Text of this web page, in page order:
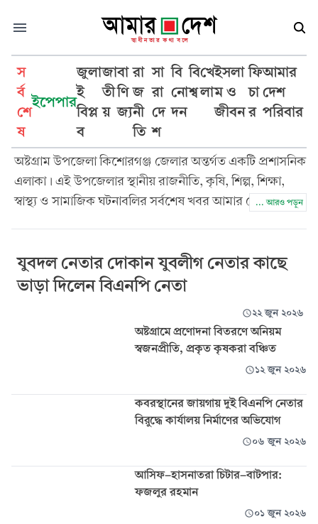
স
র্ব
শে
ষ
ইপেপার
জুলা
ই
বিপ্ল
ব
জা
তী
য়
বা
ণি
জ্য
রা
জ
নী
তি
সা
রা
দে
শ
বি
নো
দন
বি
শ্ব
খে
লা
ইসলা
ম ও
জীবন
ফি
চা
র
আমার
দেশ
পরিবার
অষ্টগ্রাম
অষ্টগ্রাম উপজেলা কিশোরগঞ্জ জেলার অন্তর্গত একটি প্রশাসনিক
এলাকা। এই উপজেলার স্থানীয় রাজনীতি, কৃষি, শিল্প, শিক্ষা,
স্বাস্থ্য ও সামাজিক ঘটনাবলির সর্বশেষ খবর আমার দেশ সততা
... আরও পড়ুন
যুবদল নেতার দোকান যুবলীগ নেতার কাছে
ভাড়া দিলেন বিএনপি নেতা
২২ জুন ২০২৬
অষ্টগ্রামে প্রণোদনা বিতরণে অনিয়ম
স্বজনপ্রীতি, প্রকৃত কৃষকরা বঞ্চিত
১২ জুন ২০২৬
কবরস্থানের জায়গায় দুই বিএনপি নেতার
বিরুদ্ধে কার্যালয় নির্মাণের অভিযোগ
০৬ জুন ২০২৬
আসিফ-হাসনাতরা চিটার-বাটপার:
ফজলুর রহমান
০১ জুন ২০২৬